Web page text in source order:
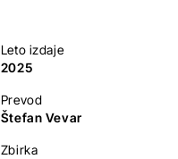
Leto izdaje
2025
Prevod
Štefan Vevar
Zbirka